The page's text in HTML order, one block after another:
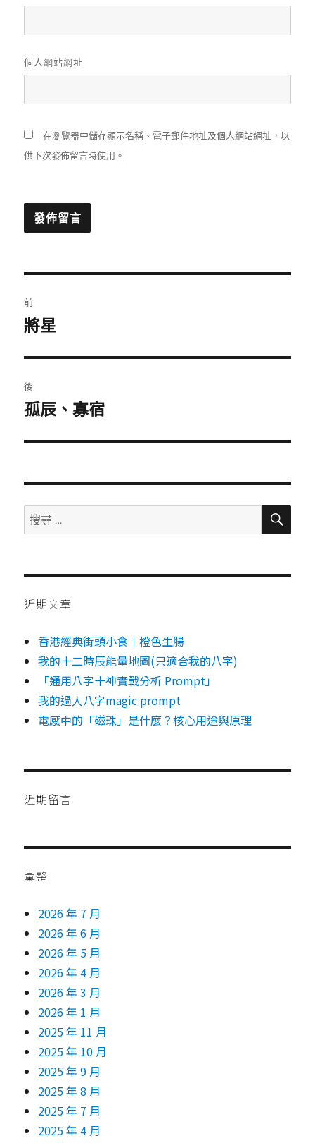
個人網站網址
在瀏覽器中儲存顯示名稱、電子郵件地址及個人網站網址，以
供下次發佈留言時使用。
章
覽
前
上
篇
文
章：
將星
後
下
篇
章：
孤辰、寡宿
搜
尋：
搜
近期文章
香港經典街頭小食｜橙色生腸
我的十二時辰能量地圖(只適合我的八字)
「通用八字十神實戰分析 Prompt」
我的過人八字magic prompt
電感中的「磁珠」是什麼？核心用途與原理
近期留言
彙整
2026 年 7 月
2026 年 6 月
2026 年 5 月
2026 年 4 月
2026 年 3 月
2026 年 1 月
2025 年 11 月
2025 年 10 月
2025 年 9 月
2025 年 8 月
2025 年 7 月
2025 年 4 月